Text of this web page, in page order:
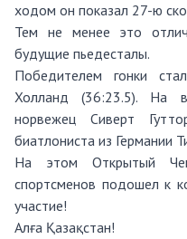
ходом он показал 27-ю
Тем не менее это
будущие пьедесталы.
Победителем гонки
Холланд (36:23.5). На
норвежец Сиверт
биатлониста из Германии
На этом Открытый
спортсменов подошел к
участие!
Алға Қазақстан!